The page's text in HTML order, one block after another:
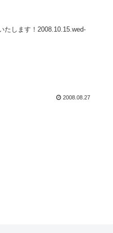
たします！2008.10.15.wed-
2008.08.27